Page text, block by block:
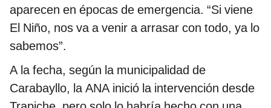
aparecen en épocas de emergencia. “Si viene
El Niño, nos va a venir a arrasar con todo, ya lo
sabemos”.
A la fecha, según la municipalidad de
Carabayllo, la ANA inició la intervención desde